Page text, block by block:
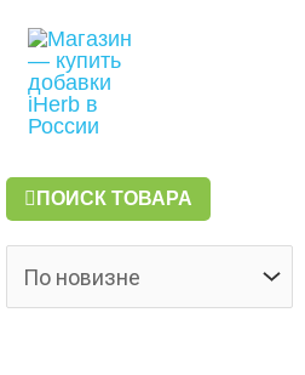
содержимому
ПОИСК ТОВАРА
товаров